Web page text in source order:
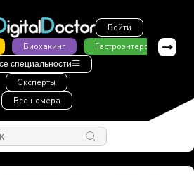
Войти
Биохакинг Гастроэнтерология
специальности
Эксперты
Все номера